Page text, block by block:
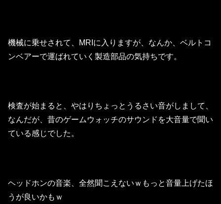
機械に乗せされて、MRIに入りますが、なんか、ベルトコ
ンベアーで運ばれていく製造部品の気持ちです。
検査が始まると、やはりちょっとうるさい音がしまして、
なんだが、昔のゲームウォッチのサウンドを大音量で聞い
ている感じでした。
ヘッドホンの音楽、全然聞こえないｗもっと音量上げたほ
うが良いかもｗ